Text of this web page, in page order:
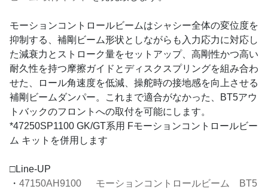
モーションコントロールビームはシャシー全体の変位度を
抑制する、補剛ビーム形状としながらも入力応力に対応し
た減衰力とストローク量をセットアップ、高剛性かつ高い
耐久性を持つ摩擦ガイドとディスクスプリングを組み合わ
せた、ロール角速度を低減、操舵時の接地感を向上させる
補剛ビームダンパー。これまで適合がなかった、BT5アウ
トバックのフロントへの取付を可能にします。
*47250SP1100 GK/GT系用 Fモーションコントロールビー
ム キットを併用します
□Line-UP
・ 47150AH9100 モーションコントロールビーム BT5